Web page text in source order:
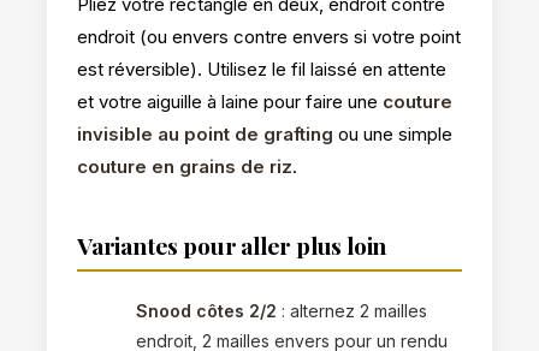
endroit (ou envers contre envers si votre point
est réversible). Utilisez le fil laissé en attente
et votre aiguille à laine pour faire une couture
invisible au point de grafting ou une simple
couture en grains de riz.
Variantes pour aller plus loin
Snood côtes 2/2 : alternez 2 mailles
endroit, 2 mailles envers pour un rendu